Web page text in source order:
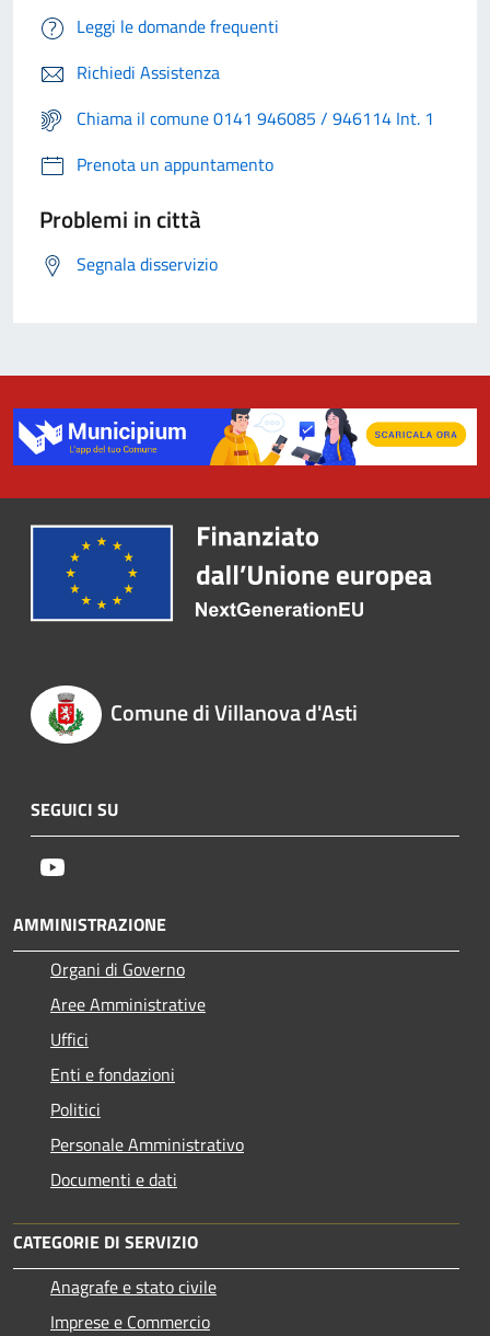
Leggi le domande frequenti
Richiedi Assistenza
Chiama il comune 0141 946085 / 946114 Int. 1
Prenota un appuntamento
Problemi in città
Segnala disservizio
Comune di Villanova d'Asti
SEGUICI SU
AMMINISTRAZIONE
Organi di Governo
Aree Amministrative
Uffici
Enti e fondazioni
Politici
Personale Amministrativo
Documenti e dati
CATEGORIE DI SERVIZIO
Anagrafe e stato civile
Imprese e Commercio